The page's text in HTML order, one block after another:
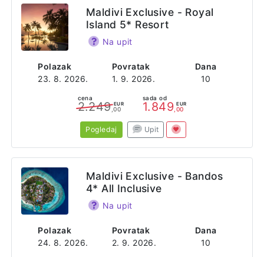
Polazak
23. 8. 2026.
Povratak
1. 9. 2026.
Dana
10
Maldivi Exclusive - Royal
Island 5* Resort
Na upit
cena
2.249 EUR
,00
sada od
1.849 EUR
,00
Pogledaj Upit
Polazak
24. 8. 2026.
Povratak
2. 9. 2026.
Dana
10
Maldivi Exclusive - Bandos
4* All Inclusive
Na upit